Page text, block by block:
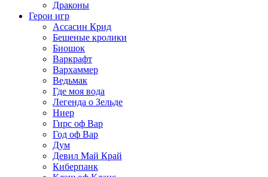
Драконы
Герои игр
Ассасин Крид
Бешеные кролики
Биошок
Варкрафт
Вархаммер
Ведьмак
Где моя вода
Легенда о Зельде
Ниер
Гирс оф Вар
Год оф Вар
Дум
Девил Май Край
Киберпанк